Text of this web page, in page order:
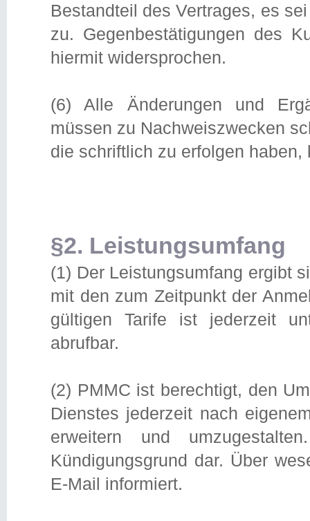
Bestandteil des Vertrages, es
zu. Gegenbestätigungen des
hiermit widersprochen.
(6) Alle Änderungen und
müssen zu Nachweiszwecken
die schriftlich zu erfolgen
§2. Leistungsumfang
(1) Der Leistungsumfang ergibt
mit den zum Zeitpunkt der
gültigen Tarife ist jederzeit
abrufbar.
(2) PMMC ist berechtigt, den
Dienstes jederzeit nach
erweitern und
Kündigungsgrund dar. Über
E-Mail informiert.